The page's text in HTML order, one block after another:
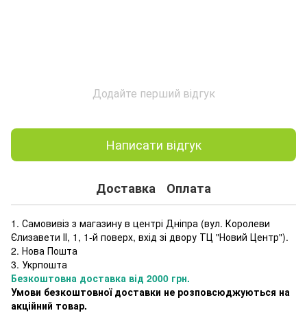
Додайте перший відгук
Написати відгук
Доставка Оплата
1. Самовивіз з магазину в центрі Дніпра (вул. Королеви
Єлизавети ІІ, 1, 1-й поверх, вхід зі двору ТЦ "Новий Центр").
2. Нова Пошта
3. Укрпошта
Безкоштовна доставка від 2000 грн.
Умови безкоштовної доставки не розповсюджуються на
акційний товар.